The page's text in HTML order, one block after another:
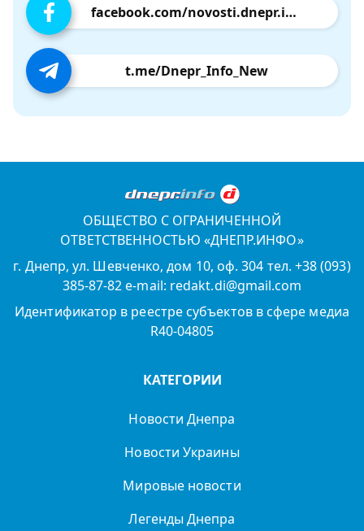
facebook.com/novosti.dnepr.info
t.me/Dnepr_Info_New
ОБЩЕСТВО С ОГРАНИЧЕННОЙ
ОТВЕТСТВЕННОСТЬЮ «ДНЕПР.ИНФО»
г. Днепр, ул. Шевченко, дом 10, оф. 304 тел. +38 (093)
385-87-82 e-mail: redakt.di@gmail.com
Идентификатор в реестре субъектов в сфере медиа
R40-04805
КАТЕГОРИИ
Новости Днепра
Новости Украины
Мировые новости
Легенды Днепра